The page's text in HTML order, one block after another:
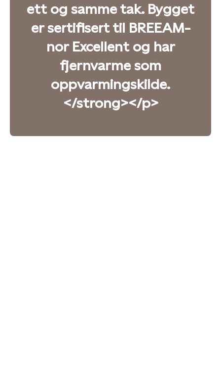
ett og samme tak. Bygget
er sertifisert til BREEAM-
nor Excellent og har
fjernvarme som
oppvarmingskilde.
</strong></p>